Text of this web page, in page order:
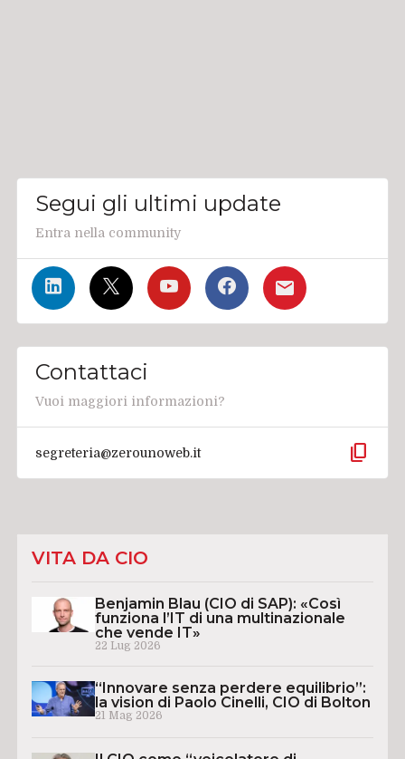
Segui gli ultimi update
Entra nella community
Contattaci
Vuoi maggiori informazioni?
segreteria@zerounoweb.it content_copy
VITA DA CIO
Benjamin Blau (CIO di SAP): «Così
funziona l’IT di una multinazionale
che vende IT»
22 Lug 2026
“Innovare senza perdere equilibrio”:
la vision di Paolo Cinelli, CIO di Bolton
21 Mag 2026